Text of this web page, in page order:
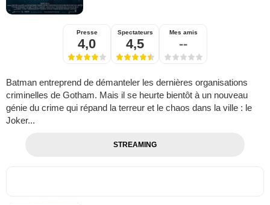
Presse
4,0
Spectateurs
4,5
Mes amis
--
Batman entreprend de démanteler les dernières organisations
criminelles de Gotham. Mais il se heurte bientôt à un nouveau
génie du crime qui répand la terreur et le chaos dans la ville : le
Joker...
STREAMING